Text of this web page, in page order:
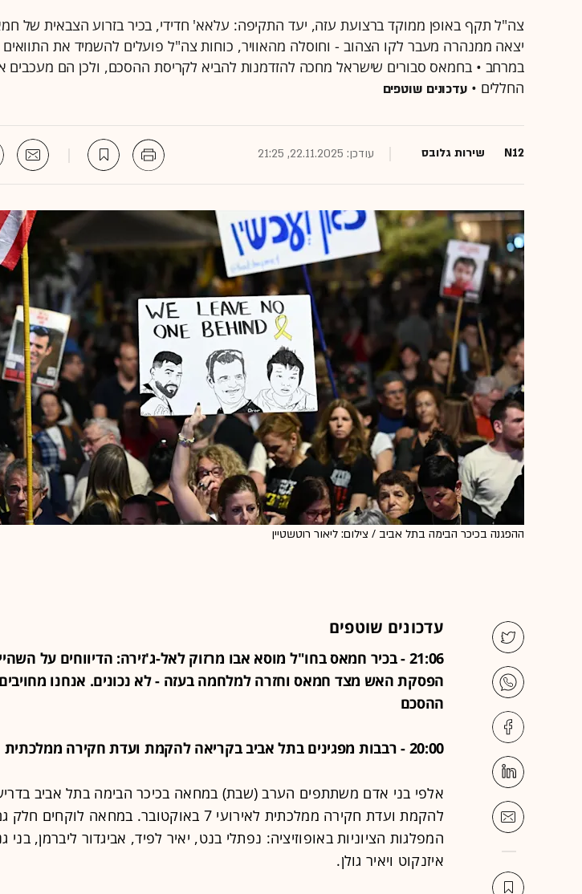
צה"ל תקף באופן ממוקד ברצועת עזה, יעד התקיפה: עלאא' חדידי, בכיר בזרוע הצבאית של
יצאה ממנהרה מעבר לקו הצהוב - וחוסלה מהאוויר, כוחות צה"ל פועלים להשמיד את
במרחב • בחמאס סבורים שישראל מחכה להזדמנות להביא לקריסת ההסכם, ולכן הם
החללים •עדכונים שוטפים
N12 שירות גלובס עודכן: 22.11.2025, 21:25
ההפגנה בכיכר הבימה בתל אביב / צילום: ליאור רוטשטיין
עדכונים שוטפים
21:06 - בכיר חמאס בחו"ל מוסא אבו מרזוק לאל-ג'זירה: הדיווחים על
הפסקת האש מצד חמאס וחזרה למלחמה בעזה - לא נכונים. אנחנו
ההסכם
20:00 - רבבות מפגינים בתל אביב בקריאה להקמת ועדת חקירה ממלכתית
אלפי בני אדם משתתפים הערב (שבת) במחאה בכיכר הבימה בתל אביב
להקמת ועדת חקירה ממלכתית לאירועי 7 באוקטובר. במחאה
המפלגות הציוניות באופוזיציה: נפתלי בנט, יאיר לפיד, אביגדור ליברמן, בני
איזנקוט ויאיר גולן.